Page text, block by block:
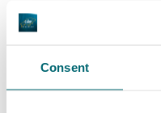
Consent9,4